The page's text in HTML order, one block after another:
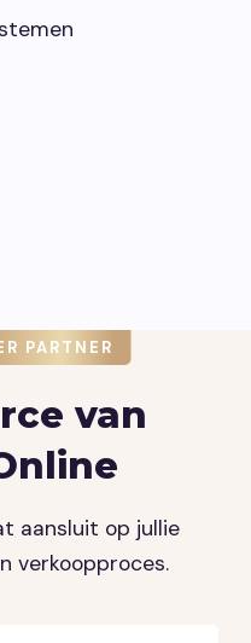
PARTNER
van
aansluit op jullie
verkoopproces.